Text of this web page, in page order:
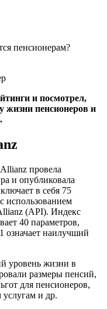
и посмотрел,
жизни пенсионеров и
провела
и опубликовала
в себя 75
использованием
(API). Индекс
40 параметров,
означает наилучший
уровень жизни в
размеры пенсий,
для пенсионеров,
и др.